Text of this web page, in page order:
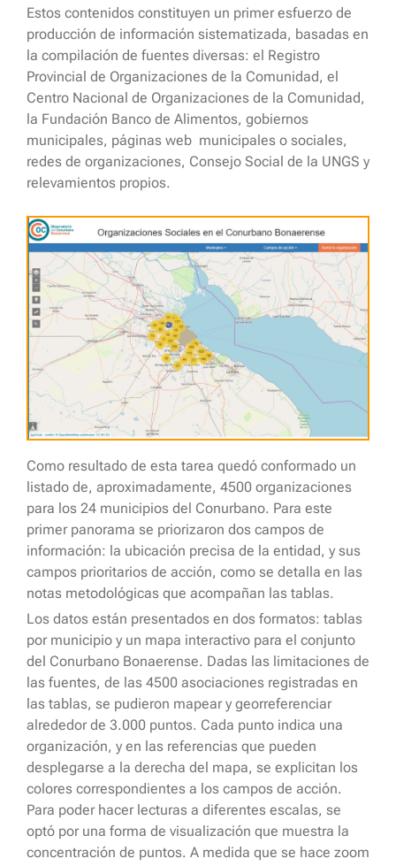
Estos contenidos constituyen un primer esfuerzo de
producción de información sistematizada, basadas en
la compilación de fuentes diversas: el Registro
Provincial de Organizaciones de la Comunidad, el
Centro Nacional de Organizaciones de la Comunidad,
la Fundación Banco de Alimentos, gobiernos
municipales, páginas web municipales o sociales,
redes de organizaciones, Consejo Social de la UNGS y
relevamientos propios.
Como resultado de esta tarea quedó conformado un
listado de, aproximadamente, 4500 organizaciones
para los 24 municipios del Conurbano. Para este
primer panorama se priorizaron dos campos de
información: la ubicación precisa de la entidad, y sus
campos prioritarios de acción, como se detalla en las
notas metodológicas que acompañan las tablas.
Los datos están presentados en dos formatos: tablas
por municipio y un mapa interactivo para el conjunto
del Conurbano Bonaerense. Dadas las limitaciones de
las fuentes, de las 4500 asociaciones registradas en
las tablas, se pudieron mapear y georreferenciar
alrededor de 3.000 puntos. Cada punto indica una
organización, y en las referencias que pueden
desplegarse a la derecha del mapa, se explicitan los
colores correspondientes a los campos de acción.
Para poder hacer lecturas a diferentes escalas, se
optó por una forma de visualización que muestra la
concentración de puntos. A medida que se hace zoom